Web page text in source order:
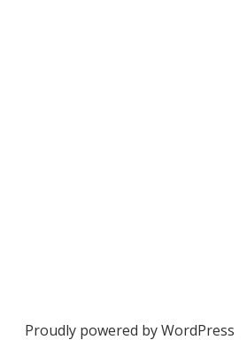
Proudly powered by WordPress